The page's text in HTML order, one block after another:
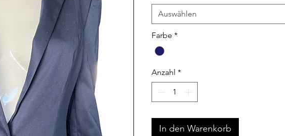
Auswählen
Farbe *
Anzahl *
In den Warenkorb